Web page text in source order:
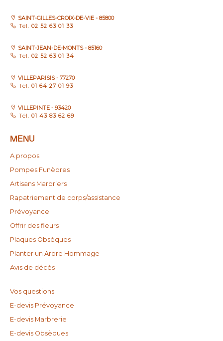
SAINT-GILLES-CROIX-DE-VIE - 85800
Tél. 02 52 63 01 33
SAINT-JEAN-DE-MONTS - 85160
Tél. 02 52 63 01 34
VILLEPARISIS - 77270
Tél. 01 64 27 01 93
VILLEPINTE - 93420
Tél. 01 43 83 62 69
MENU
A propos
Pompes Funèbres
Artisans Marbriers
Rapatriement de corps/assistance
Prévoyance
Offrir des fleurs
Plaques Obsèques
Planter un Arbre Hommage
Avis de décès
Vos questions
E-devis Prévoyance
E-devis Marbrerie
E-devis Obsèques